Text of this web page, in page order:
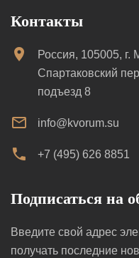
Контакты
Россия, 105005, г.
Спартаковский
подъезд 8
info@kvorum.su
+7 (495) 626 8851
Подписаться на
Введите свой адрес
получать последние